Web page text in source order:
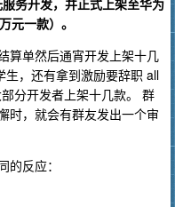
务开发，并正式上架至华为
元一款）。
算单然后通宵开发上架十几
，还有拿到激励要辞职 all
分开发者上架十几款。 群
时，就会有群友发出一个审
反应：